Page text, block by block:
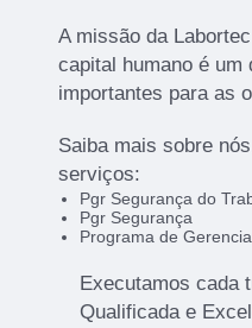
A missão da
capital humano é um
importantes para as
Saiba mais sobre
serviços:
Pgr Segurança do
Pgr Segurança
Programa de
Executamos cada
Qualificada e